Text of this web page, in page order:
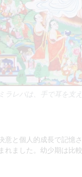
ミラレパは、手で耳を支
意と個人的成長で記憶
れました。幼少期は比